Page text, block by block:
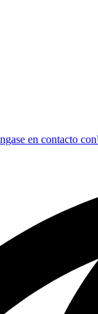
en contacto con